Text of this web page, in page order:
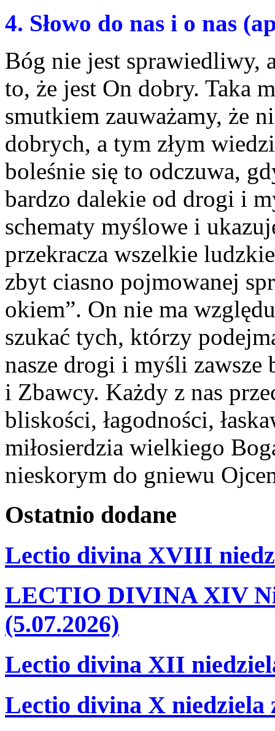
4. Słowo do nas i o nas
Bóg nie jest sprawiedliwy,
to, że jest On dobry. Taka
smutkiem zauważamy, że
dobrych, a tym złym
boleśnie się to odczuwa,
bardzo dalekie od drogi i
schematy myślowe i
przekracza wszelkie
zbyt ciasno pojmowanej
okiem”. On nie ma
szukać tych, którzy
nasze drogi i myśli zawsze
i Zbawcy. Każdy z nas
bliskości, łagodności,
miłosierdzia wielkiego
nieskorym do gniewu
Ostatnio dodane
Lectio divina XVIII
LECTIO DIVINA XIV
(5.07.2026)
Lectio divina XII
Lectio divina X niedziela